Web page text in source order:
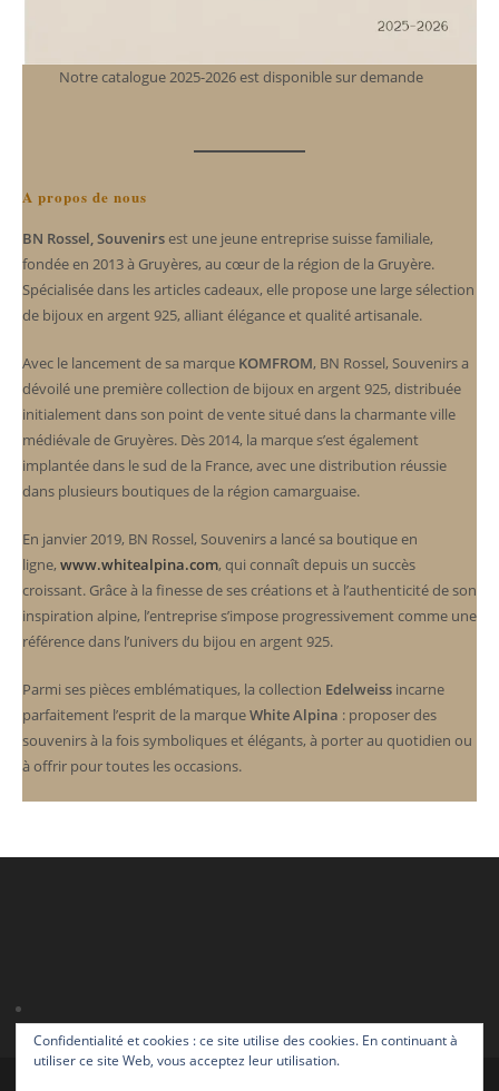
Notre catalogue 2025-2026 est disponible sur demande
A propos de nous
BN Rossel, Souvenirsest une jeune entreprise suisse familiale,
fondée en 2013 à Gruyères, au cœur de la région de la Gruyère.
Spécialisée dans les articles cadeaux, elle propose une large sélection
de bijoux en argent 925, alliant élégance et qualité artisanale.
Avec le lancement de sa marque KOMFROM, BN Rossel, Souvenirs a
dévoilé une première collection de bijoux en argent 925, distribuée
initialement dans son point de vente situé dans la charmante ville
médiévale de Gruyères. Dès 2014, la marque s’est également
implantée dans le sud de la France, avec une distribution réussie
dans plusieurs boutiques de la région camarguaise.
En janvier 2019, BN Rossel, Souvenirs a lancé sa boutique en
ligne, www.whitealpina.com, qui connaît depuis un succès
croissant. Grâce à la finesse de ses créations et à l’authenticité de son
inspiration alpine, l’entreprise s’impose progressivement comme une
référence dans l’univers du bijou en argent 925.
Parmi ses pièces emblématiques, la collection Edelweiss incarne
parfaitement l’esprit de la marqueWhite Alpina : proposer des
souvenirs à la fois symboliques et élégants, à porter au quotidien ou
à offrir pour toutes les occasions.
Confidentialité et cookies : ce site utilise des cookies. En continuant à
utiliser ce site Web, vous acceptez leur utilisation.